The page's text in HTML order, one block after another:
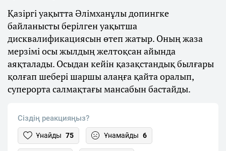
Қазіргі уақытта Әлімханұлы допингке
байланысты берілген уақытша
дисквалификациясын өтеп жатыр. Оның жаза
мерзімі осы жылдың желтоқсан айында
аяқталады. Осыдан кейін қазақстандық былғары
қолғап шебері шаршы алаңға қайта оралып,
суперорта салмақтағы мансабын бастайды.
Сіздің реакцияңыз?
Ұнайды 75 Ұнамайды 6